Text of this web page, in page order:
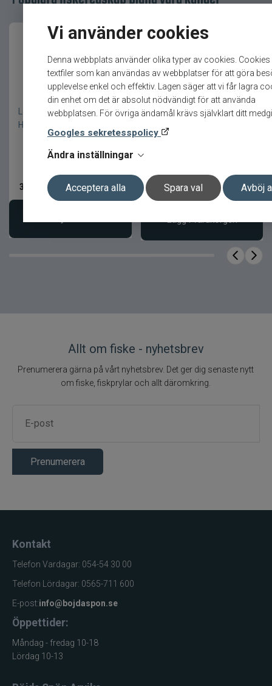
Vi använder cookies
Denna webbplats använder olika typer av cookies.
textfiler som kan användas av webbplatser för att göra
upplevelse enkel och effektiv. Lagen säger att vi får lagra
din enhet om det är absolut nödvändigt för att använda
webbplatsen. För övriga ändamål krävs självklart ditt
Googles sekretesspolicy
Ändra inställningar
Acceptera alla Spara val Avböj
Loop Trak Series Single
Hand 4-delat Flugspö
3 299 kr
Skip Worm 100 8-p 10cm
kr
Lägg i varukorgen
Allt om fiske - nyhetsbrev
Prenumerera gärna på vårt nyhetsbrev. Det ger dig senaste nytt
om fiske, fiskprylar och allt däromkring.
Prenumerera
Kontakt
Telefon Vardagar: 054-54 30 00
Telefon Lördagar: 0565-711 600
E-post:info@bojdaspon.se
Öppettider:
Måndag - fredag 10-18
Lördag 10-13